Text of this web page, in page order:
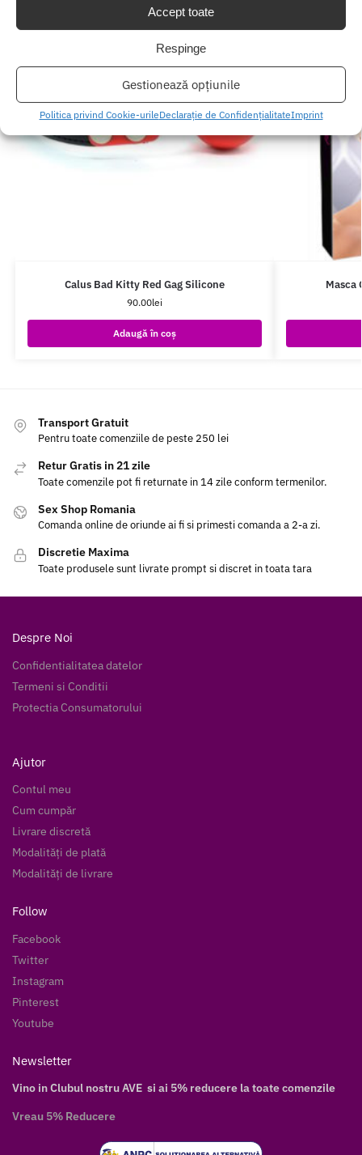
Accept toate
Respinge
Gestionează opțiunile
Politica privind Cookie-urileDeclarație de ConfidențialitateImprint
Calus Bad Kitty Red Gag Silicone
90.00lei
Adaugă în coș
Masca
Transport Gratuit
Pentru toate comenziile de peste 250 lei
Retur Gratis in 21 zile
Toate comenzile pot fi returnate in 14 zile conform termenilor.
Sex Shop Romania
Comanda online de oriunde ai fi si primesti comanda a 2-a zi.
Discretie Maxima
Toate produsele sunt livrate prompt si discret in toata tara
Despre Noi
Confidentialitatea datelor
Termeni si Conditii
Protectia Consumatorului
Ajutor
Contul meu
Cum cumpăr
Livrare discretă
Modalități de plată
Modalități de livrare
Follow
Facebook
Twitter
Instagram
Pinterest
Youtube
Newsletter
Vino in Clubul nostru AVE si ai 5% reducere la toate comenzile
Vreau 5% Reducere